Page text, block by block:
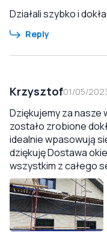
Działali szybko i
Reply
Krzysztof01/05/
Dziękujemy za nasze
zostało zrobione
idealnie wpasowują
dziękuję Dostawa
wszystkim z całego